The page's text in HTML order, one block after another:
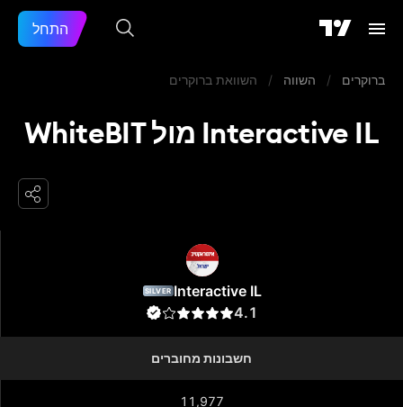
התחל
ברוקרים / השווה / השוואת ברוקרים
Interactive IL מול WhiteBIT
Interactive IL
SILVER
4.1
חשבונות מחוברים
11,977